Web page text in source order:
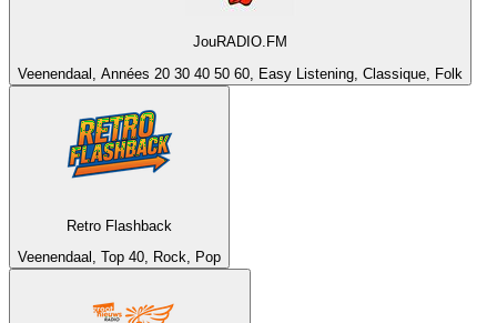
JouRADIO.FM
Veenendaal, Années 20 30 40 50 60, Easy Listening, Classique, Folk
Retro Flashback
Veenendaal, Top 40, Rock, Pop